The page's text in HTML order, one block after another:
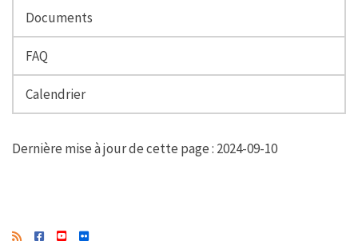
Documents
FAQ
Calendrier
Dernière mise à jour de cette page : 2024-09-10